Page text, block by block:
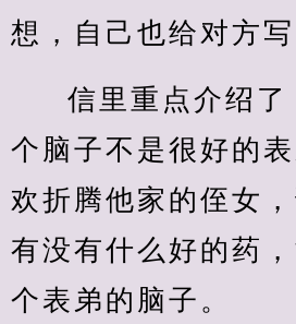
想，自己也给对方写
信里重点介绍了
个脑子不是很好的
欢折腾他家的侄女，
有没有什么好的药
个表弟的脑子。